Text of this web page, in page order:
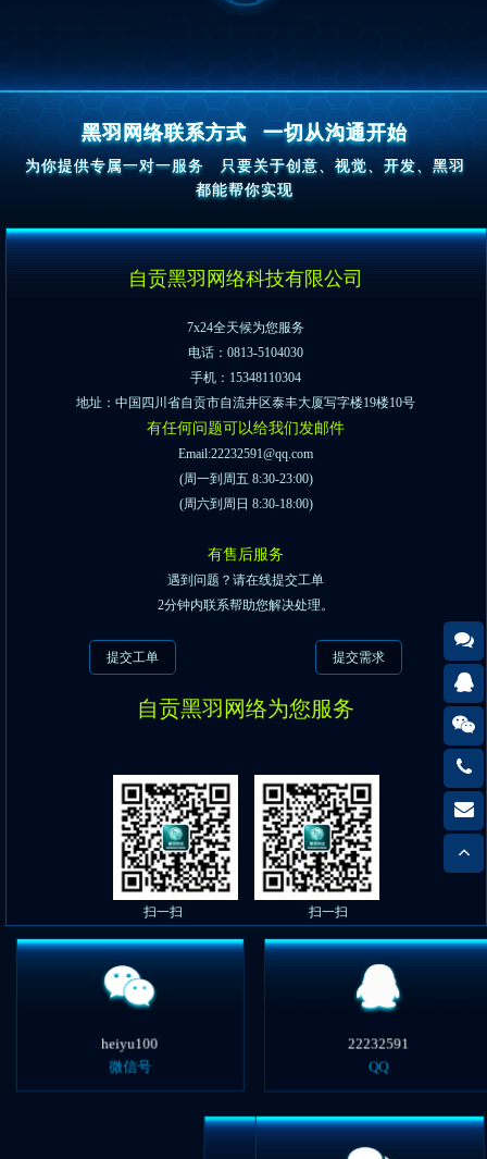
黑羽网络联系方式 一切从沟通开始
为你提供专属一对一服务
只要关于创意、视觉、开发、黑羽
都能帮你实现
自贡黑羽网络科技有限公司
7x24全天候为您服务
电话：0813-5104030
手机：15348110304
地址：中国四川省自贡市自流井区泰丰大厦写字楼19楼10号
有任何问题可以给我们发邮件
Email:22232591@qq.com
(周一到周五 8:30-23:00)
(周六到周日 8:30-18:00)
有售后服务
遇到问题？请在线提交工单
2分钟内联系帮助您解决处理。
提交工单 提交需求
自贡黑羽网络为您服务
扫一扫 扫一扫
heiyu100
微信号
22232591
(可
(可
(